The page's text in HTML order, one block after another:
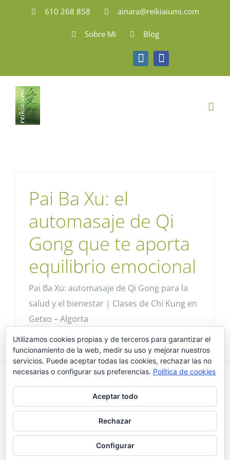
610 268 858 ainara@reikiaiumi.com
Sobre Mi Blog
InstagramFacebook
Pai Ba Xu: el
automasaje de Qi
Gong que te aporta
equilibrio emocional
Pai Ba Xu: automasaje de Qi Gong para la
salud y el bienestar | Clases de Chi Kung en
Getxo – Algorta
Reikiaiumi 2018 © |¿Qué son las cookies?|Política de
cookies|Aviso Legal
InstagramFacebook
Utilizamos cookies propias y de terceros para garantizar el
funcionamiento de la web, medir su uso y mejorar nuestros
servicios. Puede aceptar todas las cookies, rechazar las no
necesarias o configurar sus preferencias. Política de cookies
Aceptar todo
Rechazar
Configurar